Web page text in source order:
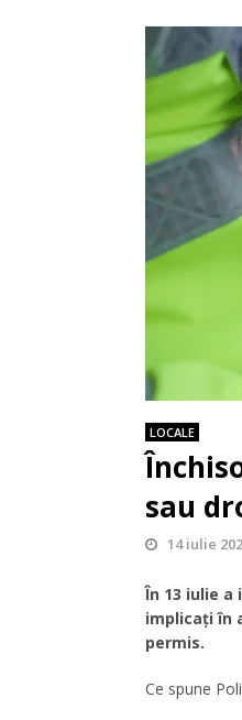
LOCALE
sau
14 iulie
În 13 iulie
implicați în
permis.
Ce spune